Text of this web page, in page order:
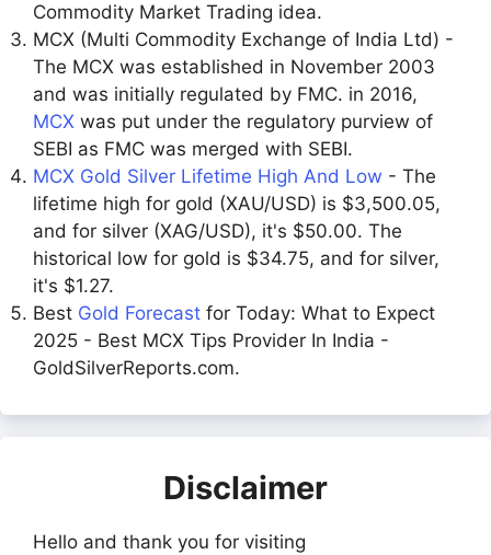
Commodity Market Trading idea.
MCX (Multi Commodity Exchange of India Ltd) -
The MCX was established in November 2003
and was initially regulated by FMC. in 2016,
MCX was put under the regulatory purview of
SEBI as FMC was merged with SEBI.
MCX Gold Silver Lifetime High And Low - The
lifetime high for gold (XAU/USD) is $3,500.05,
and for silver (XAG/USD), it's $50.00. The
historical low for gold is $34.75, and for silver,
it's $1.27.
Best Gold Forecast for Today: What to Expect
2025 - Best MCX Tips Provider In India -
GoldSilverReports.com.
Disclaimer
Hello and thank you for visiting